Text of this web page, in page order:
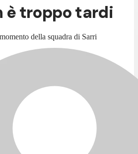
è troppo tardi
della squadra di Sarri